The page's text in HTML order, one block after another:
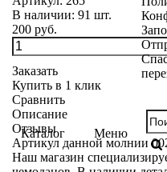
Каталог Меню
В наличии: 91 шт.
200 руб.
Заказать
Купить в 1 клик
Сравнить
Описание
Отзывы
Артикул данной молнии
Наш магазин